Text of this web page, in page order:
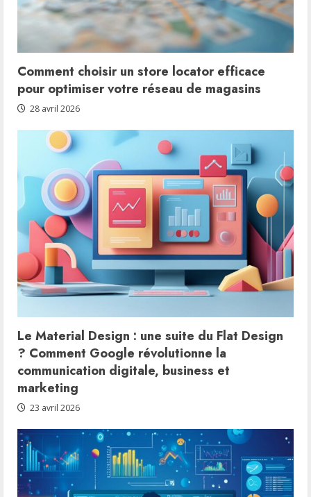
Comment choisir un store locator efficace
pour optimiser votre réseau de magasins
28 avril 2026
Le Material Design : une suite du Flat Design
? Comment Google révolutionne la
communication digitale, business et
marketing
23 avril 2026